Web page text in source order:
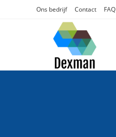
Ons bedrijf Contact FAQ